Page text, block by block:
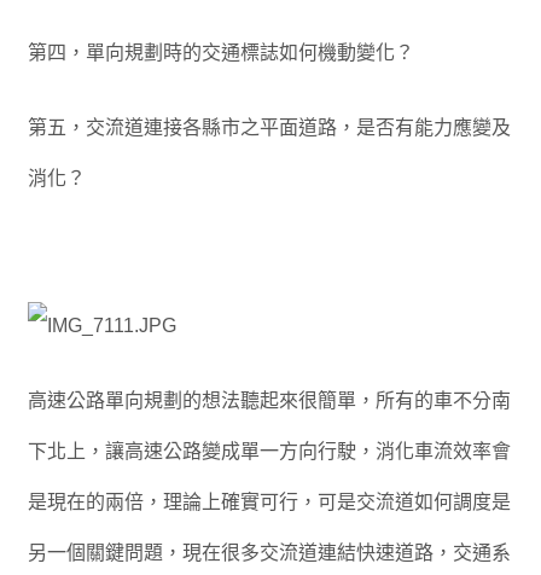
第四，單向規劃時的交通標誌如何機動變化？
第五，交流道連接各縣市之平面道路，是否有能力應變及
消化？
高速公路單向規劃 的想法聽起來很簡單，所有的車不分南
下北上，讓高速公路變成單一方向行駛，消化車流效率會
是現在的兩倍，理論上確實可行，可是交流道如何調度是
另一個關鍵問題，現在很多交流道連結快速道路，交通系